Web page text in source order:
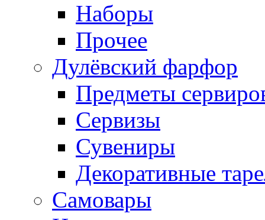
Наборы
Прочее
Дулёвский фарфор
Предметы
Сервизы
Сувениры
Декоративные
Самовары